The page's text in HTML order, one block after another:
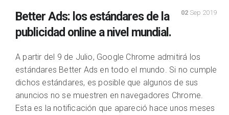
02 Sep 2019
Better Ads: los estándares de la
publicidad online a nivel mundial.
A partir del 9 de Julio, Google Chrome admitirá los
estándares Better Ads en todo el mundo. Si no cumple
dichos estándares, es posible que algunos de sus
anuncios no se muestren en navegadores Chrome.
Esta es la notificación que apareció hace unos meses